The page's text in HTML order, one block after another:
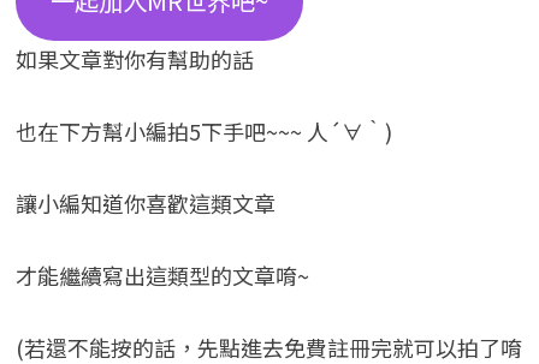
如果文章對你有幫助的話
也在下方幫小編拍5下手吧~~~ 人´∀｀)
讓小編知道你喜歡這類文章
才能繼續寫出這類型的文章唷~
(若還不能按的話，先點進去免費註冊完就可以拍了唷